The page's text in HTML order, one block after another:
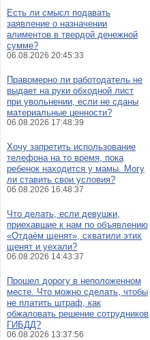
Есть ли смысл подавать
заявление о назначении
алиментов в твердой денежной
сумме?
06.08.2026 20:45:33
Правомерно ли работодатель не
выдает на руки обходной лист
при увольнении, если не сданы
материальные ценности?
06.08.2026 17:48:39
Хочу запретить использование
телефона на то время, пока
ребенок находится у мамы. Могу
ли ставить свои условия?
06.08.2026 16:48:37
Что делать, если девушки,
приехавшие к нам по объявлению
«Отдаём щенят», схватили этих
щенят и уехали?
06.08.2026 14:43:37
Прошел дорогу в неположенном
месте. Что можно сделать, чтобы
не платить штраф, как
обжаловать решение сотрудников
ГИБДД?
06.08.2026 13:37:56